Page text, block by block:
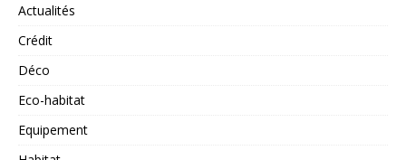
Actualités
Crédit
Déco
Eco-habitat
Equipement